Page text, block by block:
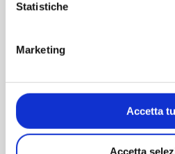
Statistiche
Marketing
Accetta
Accetta